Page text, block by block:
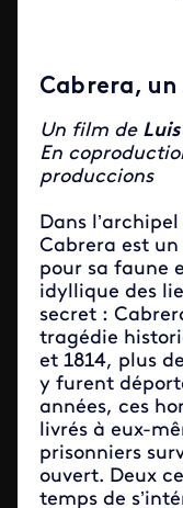
Cabrera,
Un film de
En
produccions
Dans
Cabrera est
pour sa faune
idyllique des
secret :
tragédie
et 1814, plus
y furent
années, ces
livrés à eux-
prisonniers
ouvert. Deux
temps de